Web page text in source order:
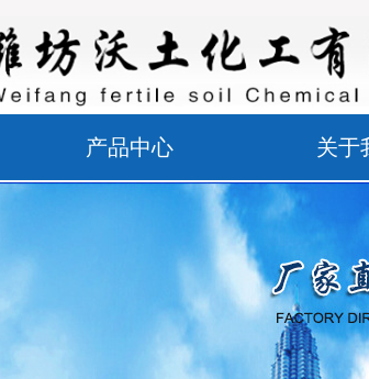
产品中心 关于